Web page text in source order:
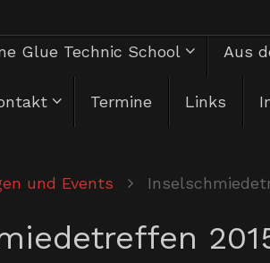
Glue Technic School Aus
Termine Links
und Events